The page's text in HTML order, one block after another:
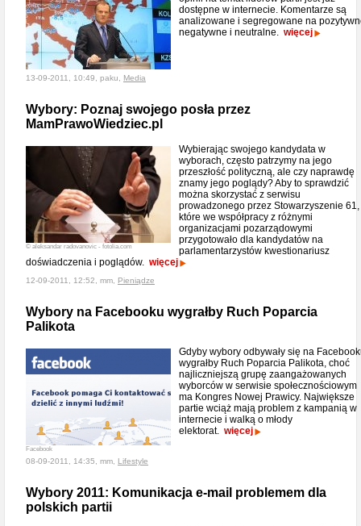
dostępne w internecie. Komentarze są
analizowane i segregowane na
negatywne i neutralne. więcej
13-09-2011, 10:49, paku, Media
Wybory: Poznaj swojego posła przez
MamPrawoWiedziec.pl
© aleksandar radovanovic - fotolia.com
Wybierając swojego kandydata w
wyborach, często patrzymy na jego
przeszłość polityczną, ale czy naprawdę
znamy jego poglądy? Aby to sprawdzić
można skorzystać z serwisu
prowadzonego przez Stowarzyszenie 61,
które we współpracy z różnymi
organizacjami pozarządowymi
przygotowało dla kandydatów na
parlamentarzystów kwestionariusz
doświadczenia i poglądów. więcej
12-09-2011, 12:52, mm, Pieniądze
Wybory na Facebooku wygrałby Ruch Poparcia
Palikota
Facebook
Gdyby wybory odbywały się na
wygrałby Ruch Poparcia Palikota, choć
najliczniejszą grupę zaangażowanych
wyborców w serwisie społecznościowym
ma Kongres Nowej Prawicy. Największe
partie wciąż mają problem z kampanią w
internecie i walką o młody
elektorat. więcej
08-09-2011, 14:35, mm, Lifestyle
Wybory 2011: Komunikacja e-mail problemem dla
polskich partii